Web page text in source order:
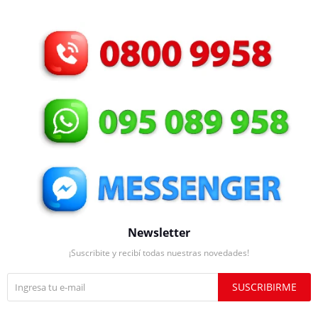
Newsletter
¡Suscribite y recibí todas nuestras novedades!
SUSCRIBIRME